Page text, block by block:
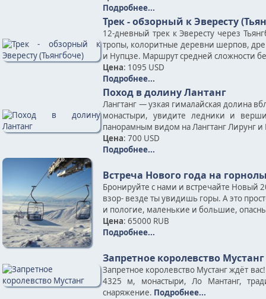
Подробнее...
Трек - обзорный к Эвересту
12-дневный трек к Эвересту через
тропы, колоритные деревни шерпов,
и Нупцзе. Маршрут средней сложности
Цена: 1095 USD
Подробнее...
Поход в долину Лантанг
Лангтанг — узкая гималайская долина
монастыри, увидите ледники и
панорамным видом на Лангтанг Лирунг и
Цена: 700 USD
Подробнее...
Встреча Нового года на
Бронируйте с нами и встречайте Новый
взор- везде ты увидишь горы. А это
и пологие, маленькие и большие,
Цена: 65000 RUB
Подробнее...
Запретное королевство Мустанг
Запретное королевство Мустанг ждёт
4325 м, монастыри, Ло Мантанг,
снаряжение. Подробнее...